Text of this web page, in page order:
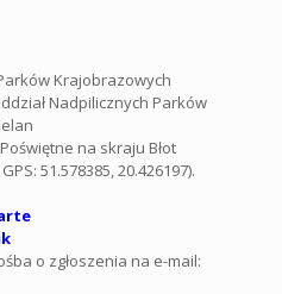
Krajobrazowych
Nadpilicznych Parków
na skraju Błot
51.578385, 20.426197).
o zgłoszenia na e-mail: